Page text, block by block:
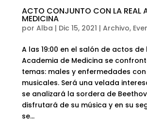
ACTO CONJUNTO CON LA REAL
MEDICINA
por Alba | Dic 15, 2021 | Archivo,
A las 19:00 en el salón de actos de
Academia de Medicina se
temas: males y enfermedades
musicales. Será una velada
se analizará la sordera de
disfrutará de su música y en su
se...